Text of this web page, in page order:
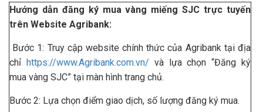
Hướng dẫn đăng ký mua vàng miếng SJC trực tuyến
trên Website Agribank:
Bước 1: Truy cập website chính thức của Agribank tại địa
chỉ https://www.Agribank.com.vn/ và lựa chọn “Đăng ký
mua vàng SJC” tại màn hình trang chủ.
Bước 2: Lựa chọn điểm giao dịch, số lượng đăng ký mua.